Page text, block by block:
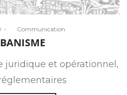
Communication
juridique et opérationnel,